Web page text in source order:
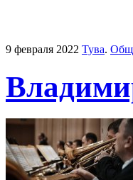
9 февраля 2022 Тува.